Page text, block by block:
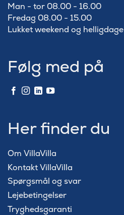
Man - tor 08.00 - 16.00
Fredag 08.00 - 15.00
Lukket weekend og helligdage
Følg med på
Her finder du
Om VillaVilla
Kontakt VillaVilla
Spørgsmål og svar
Lejebetingelser
Tryghedsgaranti